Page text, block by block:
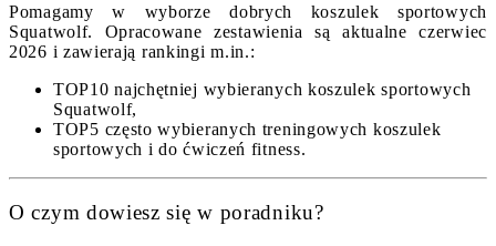
Pomagamy w wyborze dobrych koszulek sportowych
Squatwolf. Opracowane zestawienia są aktualne czerwiec
2026 i zawierają rankingi m.in.:
TOP10 najchętniej wybieranych koszulek sportowych
Squatwolf,
TOP5 często wybieranych treningowych koszulek
sportowych i do ćwiczeń fitness.
O czym dowiesz się w poradniku?